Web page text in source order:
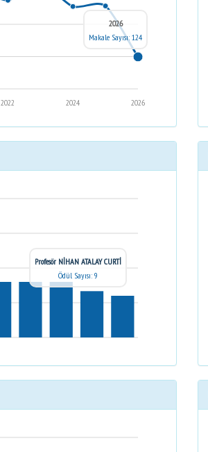
2026
2024
2022
2026
Makale Sayısı: 124
Profesör NİHAN ATALAY CURTİ
Ödül Sayısı: 9